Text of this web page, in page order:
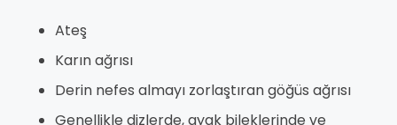
Ateş
Karın ağrısı
Derin nefes almayı zorlaştıran göğüs ağrısı
Genellikle dizlerde, ayak bileklerinde ve